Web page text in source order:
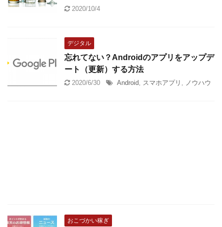
2020/10/4
デジタル
忘れてない？Androidのアプリをアップデ
ート（更新）する方法
2020/6/30 Android スマホアプリ ノウハウ
おこづかい稼ぎ